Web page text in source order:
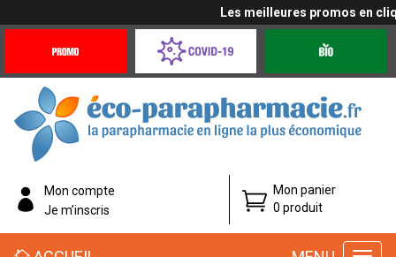
Les meilleures promos en
Offres
Coronavirus
éco-
parapharmacie.fr
éco-
Mon compte
Je m’inscris
Mon panier
0 produit